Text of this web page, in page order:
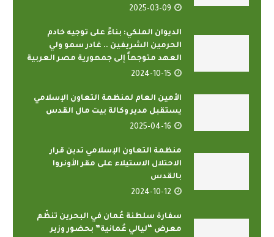
2025-03-09
الديوان الملكي: بناءً على توجيه خادم
الحرمين الشريفين .. غادر سمو ولي
العهد متوجهاً إلى جمهورية مصر العربية
2024-10-15
الأمين العام لمنظمة التعاون الإسلامي
يستقبل مدير وكالة بيت مال القدس
2025-04-16
منظمة التعاون الإسلامي تدين قرار
الاحتلال الاستيلاء على مقر الأونروا
بالقدس
2024-10-12
سفارة سلطنة عُمان في البحرين تنظّم
معرض “ليالي عُمانية” بحضور وزير